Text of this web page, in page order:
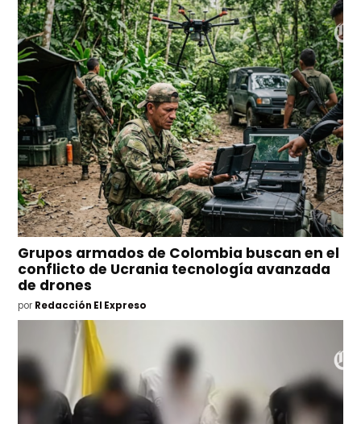
Grupos armados de Colombia buscan en el
conflicto de Ucrania tecnología avanzada
de drones
por Redacción El Expreso